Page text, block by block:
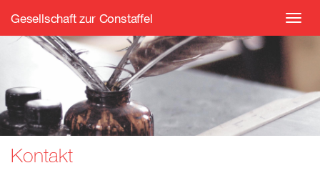
Gesellschaft zur Constaffel
Kontakt